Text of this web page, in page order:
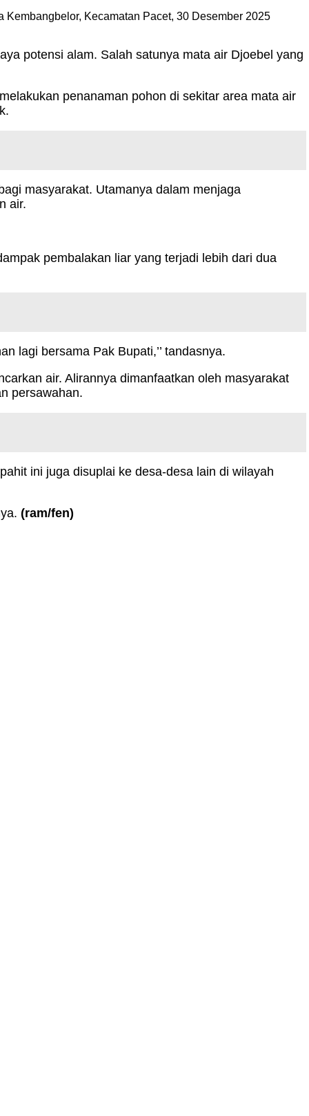
Kecamatan Pacet, 30 Desember 2025
potensi alam. Salah satunya mata air Djoebel yang
penanaman pohon di sekitar area mata air
masyarakat. Utamanya dalam menjaga
air.
pembalakan liar yang terjadi lebih dari dua
lagi bersama Pak Bupati,’’ tandasnya.
air. Alirannya dimanfaatkan oleh masyarakat
persawahan.
ini juga disuplai ke desa-desa lain di wilayah
(ram/fen)